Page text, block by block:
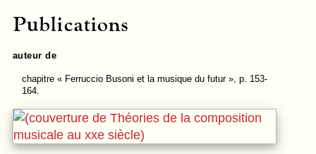
Publications
auteur de
chapitre« Ferruccio Busoni et la musique du futur », p. 153-
164.